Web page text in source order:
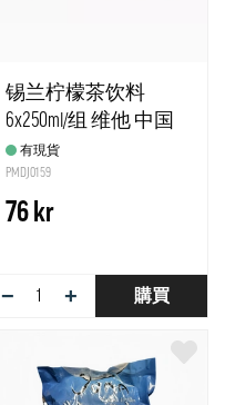
锡兰柠檬茶饮料
6x250ml/组 维他 中国
有現貨
PMDJ0159
76 kr
− + 購買